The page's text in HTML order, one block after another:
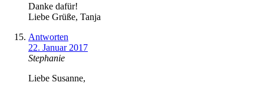
Danke dafür!
Liebe Grüße, Tanja
Antworten
22. Januar 2017
Stephanie
Liebe Susanne,